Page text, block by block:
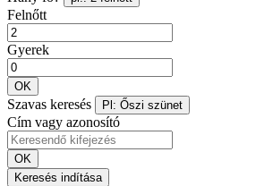
Felnőtt
Gyerek
OK
Szavas keresés Pl: Őszi szünet
Cím vagy azonosító
OK
Keresés indítása